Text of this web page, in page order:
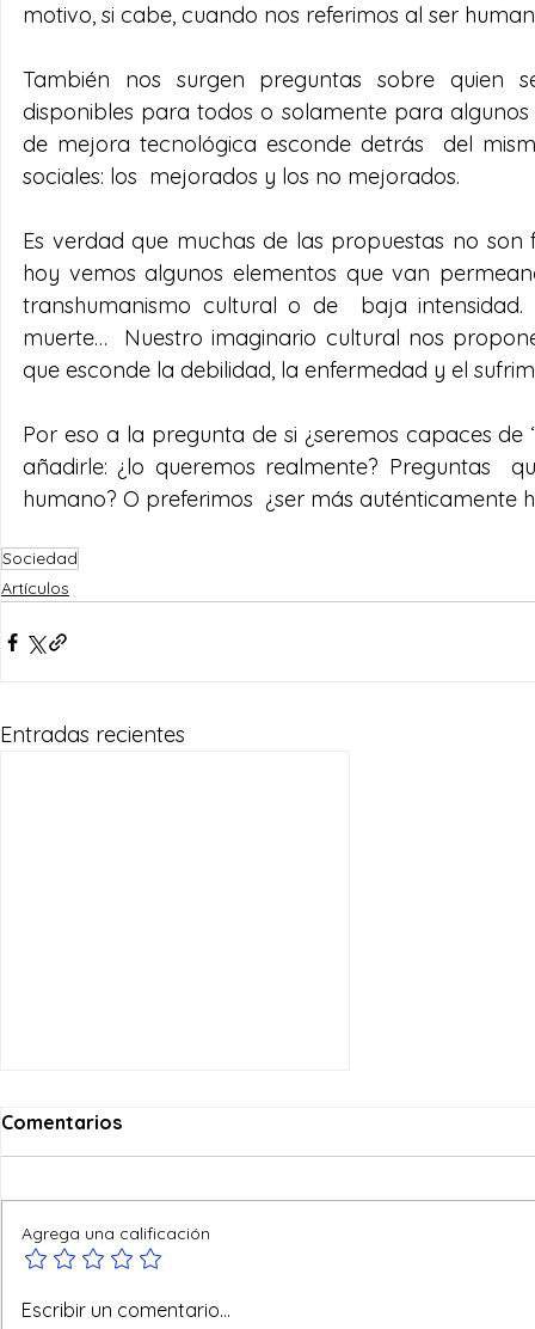
motivo, si cabe, cuando nos referimos al ser
También nos surgen preguntas sobre quien
disponibles para todos o solamente para
de mejora tecnológica esconde detrás  del
sociales: los  mejorados y los no mejorados.
Es verdad que muchas de las propuestas no
hoy vemos algunos elementos que van
transhumanismo cultural o de  baja
muerte…  Nuestro imaginario cultural nos
que esconde la debilidad, la enfermedad y el
Por eso a la pregunta de si ¿seremos capaces de
añadirle: ¿lo queremos realmente? Preguntas
humano? O preferimos  ¿ser más auténticamente
Sociedad
Artículos
Entradas recientes
Reyes del mundo
Comentarios
Agrega una calificación
Escribir un comentario...